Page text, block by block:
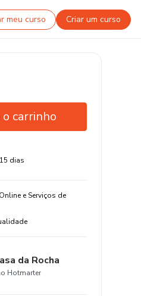
meu curso Criar um curso
o carrinho
dias
e Serviços de
da Rocha
Hotmarter